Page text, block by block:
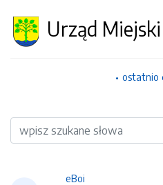
Urząd
ostatnio
Wyszukiwarka
eBoi